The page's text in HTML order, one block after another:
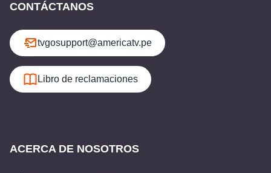
CONTÁCTANOS
tvgosupport@americatv.pe
Libro de reclamaciones
ACERCA DE NOSOTROS